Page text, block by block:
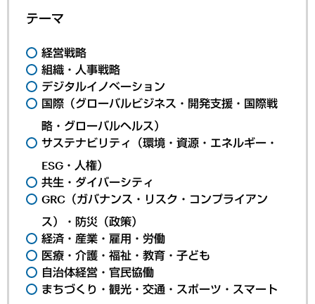
テーマ
経営戦略
組織・人事戦略
デジタルイノベーション
国際（グローバルビジネス・開発支援・国際戦
略・グローバルヘルス）
サステナビリティ（環境・資源・エネルギー・
ESG・人権）
共生・ダイバーシティ
GRC（ガバナンス・リスク・コンプライアン
ス）・防災（政策）
経済・産業・雇用・労働
医療・介護・福祉・教育・子ども
自治体経営・官民協働
まちづくり・観光・交通・スポーツ・スマート